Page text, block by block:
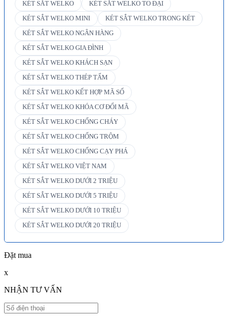
KÉT SẮT WELKO KÉT SẮT WELKO TO ĐẠI
KÉT SẮT WELKO MINI KÉT SẮT WELKO TRONG KÉT
KÉT SẮT WELKO NGÂN HÀNG
KÉT SẮT WELKO GIA ĐÌNH
KÉT SẮT WELKO KHÁCH SẠN
KÉT SẮT WELKO THÉP TẤM
KÉT SẮT WELKO KẾT HỢP MÃ SỐ
KÉT SẮT WELKO KHÓA CƠ ĐỔI MÃ
KÉT SẮT WELKO CHỐNG CHÁY
KÉT SẮT WELKO CHỐNG TRỘM
KÉT SẮT WELKO CHỐNG CẠY PHÁ
KÉT SẮT WELKO VIỆT NAM
KÉT SẮT WELKO DƯỚI 2 TRIỆU
KÉT SẮT WELKO DƯỚI 5 TRIỆU
KÉT SẮT WELKO DƯỚI 10 TRIỆU
KÉT SẮT WELKO DƯỚI 20 TRIỆU
Đặt mua
x
NHẬN TƯ VẤN